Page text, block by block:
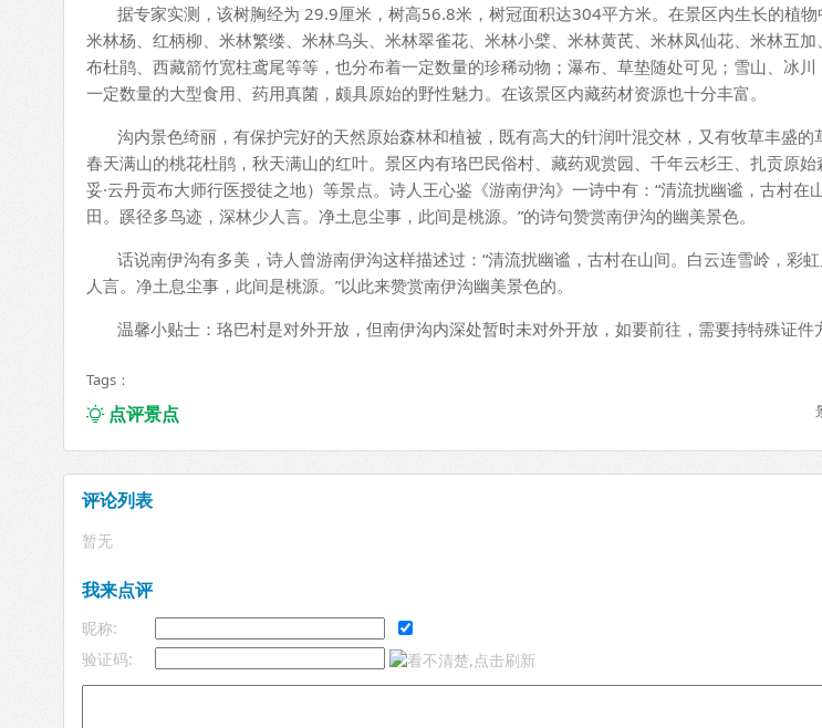
据专家实测，该树胸经为 29.9厘米，树高56.8米，树冠面积达304平方米。在景区内生长的植物
米林杨、红柄柳、米林繁缕、米林乌头、米林翠雀花、米林小檗、米林黄芪、米林凤仙花、米林五
布杜鹃、西藏箭竹宽柱鸢尾等等，也分布着一定数量的珍稀动物；瀑布、草垫随处可见；雪山、冰
一定数量的大型食用、药用真菌，颇具原始的野性魅力。在该景区内藏药材资源也十分丰富。
沟内景色绮丽，有保护完好的天然原始森林和植被，既有高大的针润叶混交林，又有牧草丰盛的
春天满山的桃花杜鹃，秋天满山的红叶。景区内有珞巴民俗村、藏药观赏园、千年云杉王、扎贡原
妥·云丹贡布大师行医授徒之地）等景点。诗人王心鉴《游南伊沟》一诗中有：“清流扰幽谧，古村在
田。蹊径多鸟迹，深林少人言。净土息尘事，此间是桃源。”的诗句赞赏南伊沟的幽美景色。
话说南伊沟有多美，诗人曾游南伊沟这样描述过：“清流扰幽谧，古村在山间。白云连雪岭，彩
人言。净土息尘事，此间是桃源。”以此来赞赏南伊沟幽美景色的。
温馨小贴士：珞巴村是对外开放，但南伊沟内深处暂时未对外开放，如要前往，需要持特殊证件
Tags：
点评景点
评论列表
暂无
我来点评
昵称:
验证码: